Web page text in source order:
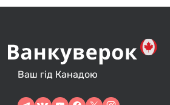
Ваш гід Канадою